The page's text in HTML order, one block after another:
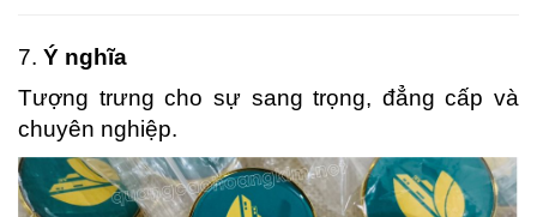
7. Ý nghĩa
Tượng trưng cho sự sang trọng, đẳng cấp và
chuyên nghiệp.